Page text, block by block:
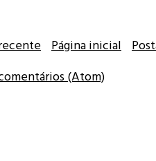
Página inicial
(Atom)